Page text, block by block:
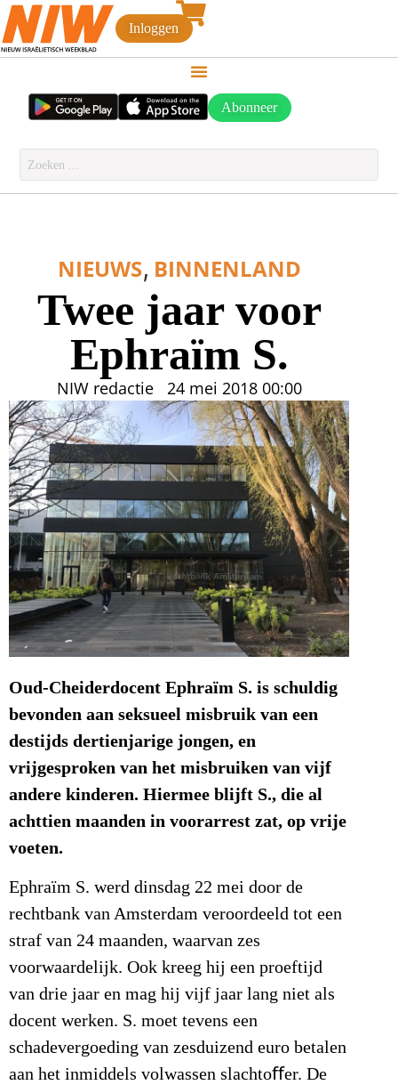
Inloggen
Abonneer
NIEUWS, BINNENLAND
Twee jaar voor
Ephraïm S.
NIW redactie 24 mei 2018 00:00
Oud-Cheiderdocent Ephraïm S. is schuldig
bevonden aan seksueel misbruik van een
destijds dertienjarige jongen, en
vrijgesproken van het misbruiken van vijf
andere kinderen. Hiermee blijft S., die al
achttien maanden in voorarrest zat, op vrije
voeten.
Ephraïm S. werd dinsdag 22 mei door de
rechtbank van Amsterdam veroordeeld tot een
straf van 24 maanden, waarvan zes
voorwaardelijk. Ook kreeg hij een proeftijd
van drie jaar en mag hij vijf jaar lang niet als
docent werken. S. moet tevens een
schadevergoeding van zesduizend euro betalen
aan het inmiddels volwassen slachtoﬀer. De